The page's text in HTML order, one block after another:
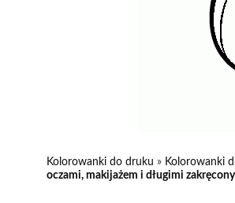
Kolorowanki do druku » Kolorowanki
oczami, makijażem i długimi